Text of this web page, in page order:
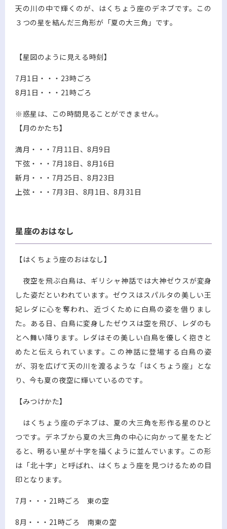
天の川の中で輝くのが、はくちょう座のデネブです。この
３つの星を結んだ三角形が「夏の大三角」です。
【星図のように見える時刻】
7月1日・・・23時ごろ
8月1日・・・21時ごろ
※惑星は、この時間見ることができません。
【月のかたち】
満月・・・7月11日、8月9日
下弦・・・7月18日、8月16日
新月・・・7月25日、8月23日
上弦・・・7月3日、8月1日、8月31日
星座のおはなし
【はくちょう座のおはなし】
夜空を飛ぶ白鳥は、ギリシャ神話では大神ゼウスが変身
した姿だといわれています。ゼウスはスパルタの美しい王
妃レダに心を奪われ、近づくために白鳥の姿を借りまし
た。ある日、白鳥に変身したゼウスは空を飛び、レダのも
とへ舞い降ります。レダはその美しい白鳥を優しく抱きと
めたと伝えられています。この神話に登場する白鳥の姿
が、羽を広げて天の川を渡るような「はくちょう座」とな
り、今も夏の夜空に輝いているのです。
【みつけかた】
はくちょう座のデネブは、夏の大三角を形作る星のひと
つです。デネブから夏の大三角の中心に向かって星をたど
ると、明るい星が十字を描くように並んでいます。この形
は「北十字」と呼ばれ、はくちょう座を見つけるための目
印となります。
7月・・・21時ごろ 東の空
8月・・・21時ごろ 南東の空